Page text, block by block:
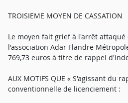
TROISIEME MOYEN DE CASSATION
Le moyen fait grief à l'arrêt
l'association Adar Flandre
769,73 euros à titre de rappel
AUX MOTIFS QUE « S'agissant du
conventionnelle de licenciement :